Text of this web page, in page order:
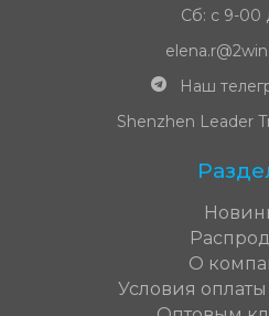
Сб: с 9-00
Наш
Shenzhen Leader
О
Условия